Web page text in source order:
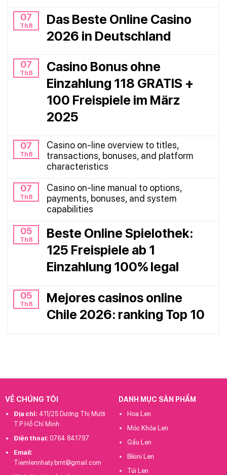
07
Th8
Das Beste Online Casino
2026 in Deutschland
07
Th8
Casino Bonus ohne
Einzahlung 118 GRATIS +
100 Freispiele im März
2025
07
Th8
Casino on-line overview to titles,
transactions, bonuses, and platform
characteristics
07
Th8
Casino on-line manual to options,
payments, bonuses, and system
capabilities
05
Th8
Beste Online Spielothek:
125 Freispiele ab 1
Einzahlung 100% legal
05
Th8
Mejores casinos online
Chile 2026: ranking Top 10
VỀ CHÚNG TÔI
Địa chỉ: 411/25 Dương Thị Mười
T.P Hồ Chí Minh
Điện thoại: 0764 841797
Email:
Tiemlennhaty.bmt@gmail.com
DANH MỤC SẢN PHẨM
Hoa Len
Móc Khóa Len
Gấu Len
Bikini Len
Túi Len